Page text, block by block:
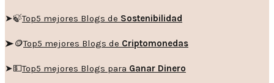
➤🍃Top5 mejores Blogs de Sostenibilidad
➤🪙Top5 mejores Blogs de Criptomonedas
➤💵Top5 mejores Blogs para Ganar Dinero